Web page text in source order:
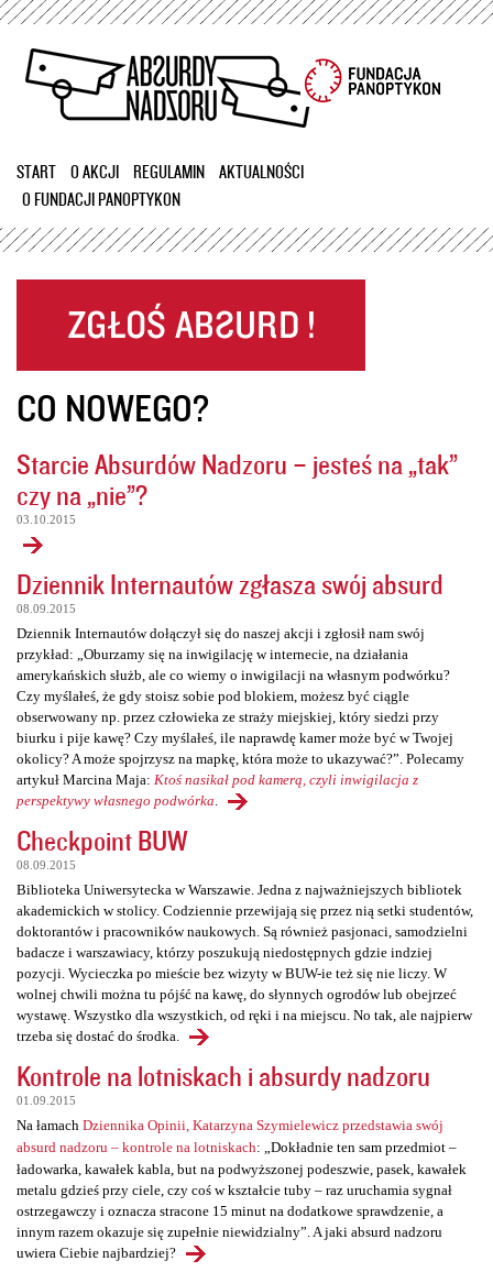
Przejdź
treści
START O AKCJI REGULAMIN
AKTUALNOŚCI
O FUNDACJI PANOPTYKON
CO NOWEGO?
Starcie Absurdów Nadzoru – jesteś na „tak”
czy na „nie”?
03.10.2015
Dziennik Internautów zgłasza swój absurd
08.09.2015
Dziennik Internautów dołączył się do naszej akcji i zgłosił nam swój
przykład: „Oburzamy się na inwigilację w internecie, na działania
amerykańskich służb, ale co wiemy o inwigilacji na własnym podwórku?
Czy myślałeś, że gdy stoisz sobie pod blokiem, możesz być ciągle
obserwowany np. przez człowieka ze straży miejskiej, który siedzi przy
biurku i pije kawę? Czy myślałeś, ile naprawdę kamer może być w Twojej
okolicy? A może spojrzysz na mapkę, która może to ukazywać?”. Polecamy
artykuł Marcina Maja: Ktoś nasikał pod kamerą, czyli inwigilacja z
perspektywy własnego podwórka
Checkpoint BUW
08.09.2015
Biblioteka Uniwersytecka w Warszawie. Jedna z najważniejszych bibliotek
akademickich w stolicy. Codziennie przewijają się przez nią setki studentów,
doktorantów i pracowników naukowych. Są również pasjonaci, samodzielni
badacze i warszawiacy, którzy poszukują niedostępnych gdzie indziej
pozycji. Wycieczka po mieście bez wizyty w BUW-ie też się nie liczy. W
wolnej chwili można tu pójść na kawę, do słynnych ogrodów lub obejrzeć
wystawę. Wszystko dla wszystkich, od ręki i na miejscu. No tak, ale najpierw
trzeba się dostać do środka.
Kontrole na lotniskach i absurdy nadzoru
01.09.2015
Na łamach Dziennika Opinii, Katarzyna Szymielewicz przedstawia swój
absurd nadzoru – kontrole na lotniskach: „Dokładnie ten sam przedmiot –
ładowarka, kawałek kabla, but na podwyższonej podeszwie, pasek, kawałek
metalu gdzieś przy ciele, czy coś w kształcie tuby – raz uruchamia sygnał
ostrzegawczy i oznacza stracone 15 minut na dodatkowe sprawdzenie, a
innym razem okazuje się zupełnie niewidzialny”. A jaki absurd nadzoru
uwiera Ciebie najbardziej?